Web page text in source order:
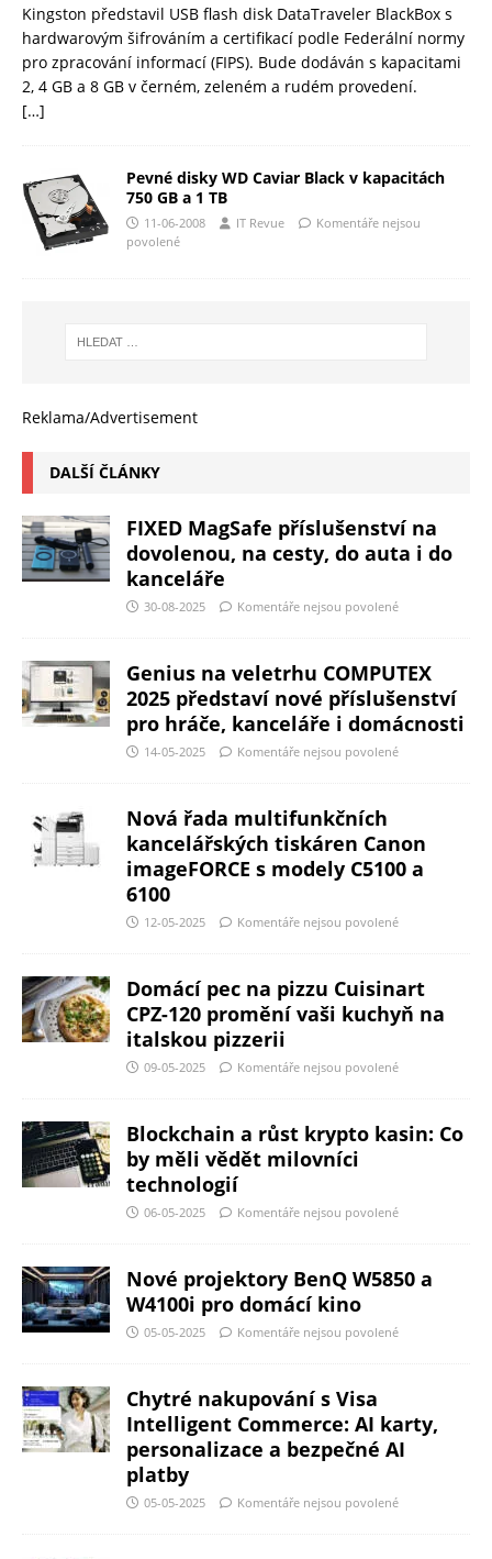
Kingston představil USB flash disk DataTraveler BlackBox s
hardwarovým šifrováním a certifikací podle Federální normy
pro zpracování informací (FIPS). Bude dodáván s kapacitami
2, 4 GB a 8 GB v černém, zeleném a rudém provedení.
[…]
Pevné disky WD Caviar Black v kapacitách
750 GB a 1 TB
11-06-2008 IT Revue
Komentáře nejsou
povolené
Reklama/Advertisement
DALŠÍ ČLÁNKY
FIXED MagSafe příslušenství na
dovolenou, na cesty, do auta i do
kanceláře
30-08-2025 Komentáře nejsou povolené
Genius na veletrhu COMPUTEX
2025 představí nové příslušenství
pro hráče, kanceláře i domácnosti
14-05-2025 Komentáře nejsou povolené
Nová řada multifunkčních
kancelářských tiskáren Canon
imageFORCE s modely C5100 a
6100
12-05-2025 Komentáře nejsou povolené
Domácí pec na pizzu Cuisinart
CPZ-120 promění vaši kuchyň na
italskou pizzerii
09-05-2025 Komentáře nejsou povolené
Blockchain a růst krypto kasin: Co
by měli vědět milovníci
technologií
06-05-2025 Komentáře nejsou povolené
Nové projektory BenQ W5850 a
W4100i pro domácí kino
05-05-2025 Komentáře nejsou povolené
Chytré nakupování s Visa
Intelligent Commerce: AI karty,
personalizace a bezpečné AI
platby
05-05-2025 Komentáře nejsou povolené